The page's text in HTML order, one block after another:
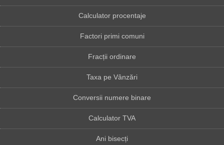
Calculator procentaje
Factori primi comuni
Fracții ordinare
Taxa pe Vânzări
Conversii numere binare
Calculator TVA
Ani bisecți